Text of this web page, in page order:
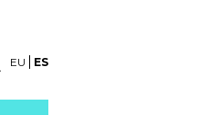
EU ES